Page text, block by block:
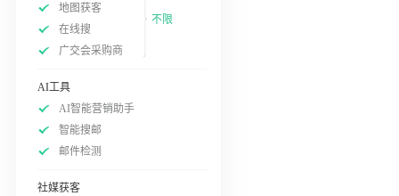
地图获客
在线搜
广交会采购商
不限
AI工具
AI智能营销助手
智能搜邮
邮件检测
社媒获客